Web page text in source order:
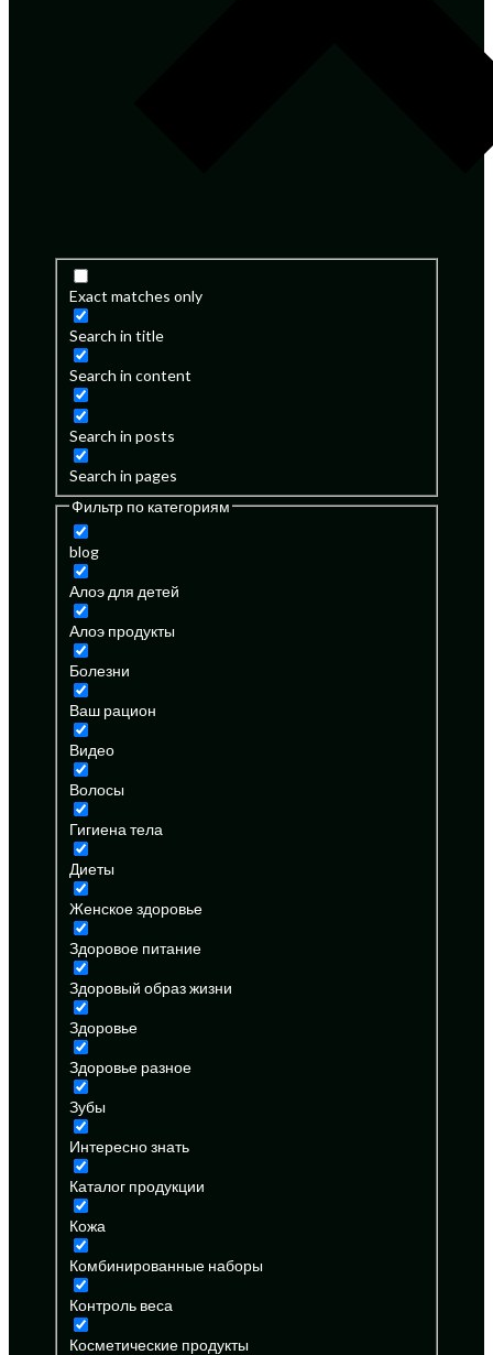
Exact matches only
Search in title
Search in content
Search in posts
Search in pages
Фильтр по категориям
blog
Алоэ для детей
Алоэ продукты
Болезни
Ваш рацион
Видео
Волосы
Гигиена тела
Диеты
Женское здоровье
Здоровое питание
Здоровый образ жизни
Здоровье
Здоровье разное
Зубы
Интересно знать
Каталог продукции
Кожа
Комбинированные наборы
Контроль веса
Косметические продукты